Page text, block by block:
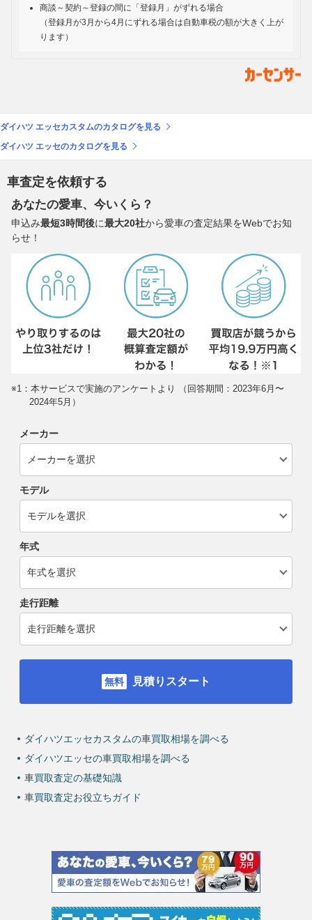
商談～契約～登録の間に「登録月」がずれる場合
（登録月が3月から4月にずれる場合は自動車税の額が大きく上が
ります）
ダイハツ エッセカスタムのカタログを見る
ダイハツ エッセのカタログを見る
車査定を依頼する
あなたの愛車、今いくら？
申込み最短3時間後に最大20社から愛車の査定結果をWebでお知
らせ！
※1：本サービスで実施のアンケートより （回答期間：2023年6月〜
2024年5月）
メーカー
モデル
年式
走行距離
見積りスタート
ダイハツエッセカスタムの車買取相場を調べる
ダイハツエッセの車買取相場を調べる
車買取査定の基礎知識
車買取査定お役立ちガイド